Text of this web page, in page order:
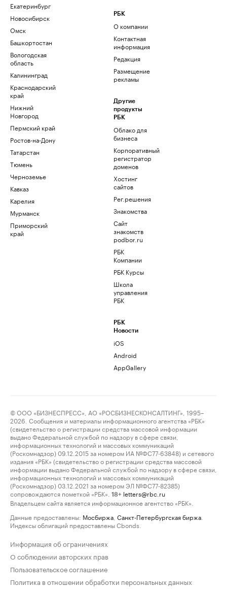
Екатеринбург
Новосибирск
Омск
Башкортостан
Вологодская
область
Калининград
Краснодарский
край
Нижний
Новгород
Пермский край
Ростов-на-Дону
Татарстан
Тюмень
Черноземье
Кавказ
Карелия
Мурманск
Приморский
край
РБК
О компании
Контактная
информация
Редакция
Размещение
рекламы
Другие
продукты
РБК
Облако для
бизнеса
Корпоративный
регистратор
доменов
Хостинг
сайтов
Рег.решения
Знакомства
Сайт
знакомств
podbor.ru
РБК
Компании
РБК Курсы
Школа
управления
РБК
РБК
Новости
iOS
Android
AppGallery
© ООО «БИЗНЕСПРЕСС», АО «РОСБИЗНЕСКОНСАЛТИНГ», 1995–
2026. Сообщения и материалы информационного агентства «РБК»
(свидетельство о регистрации средства массовой информации
выдано Федеральной службой по надзору в сфере связи,
информационных технологий и массовых коммуникаций
(Роскомнадзор) 09.12.2015 за номером ИА №ФС77-63848) и сетевого
издания «РБК» (свидетельство о регистрации средства массовой
информации выдано Федеральной службой по надзору в сфере связи,
информационных технологий и массовых коммуникаций
(Роскомнадзор) 03.12.2021 за номером ЭЛ №ФС77-82385)
сопровождаются пометкой «РБК».
18+ letters@rbc.ru
Владельцем сайта является информационное агентство «РБК».
Данные предоставлены: Мосбиржа Санкт-Петербургская биржа
Индексы облигаций предоставлены Cbonds.
Информация об ограничениях
О соблюдении авторских прав
Пользовательское соглашение
Политика в отношении обработки персональных данных